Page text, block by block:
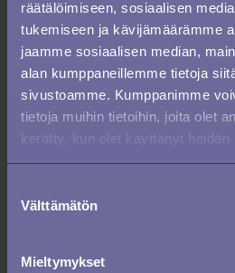
räätälöimiseen, sosiaalisen
tukemiseen ja kävijämäärämme
jaamme sosiaalisen median,
alan kumppaneillemme tietoja
sivustoamme. Kumppanimme
tietoja muihin tietoihin, joita olet
kerätty, kun olet käyttänyt heidän
Välttämätön
Mieltymykset
Irecommendon
spin-off ominaisuuden,
verkoston, joka on
yrityksille, jotka
suositteluja laajempaan
Irecommend verkosto
Rekrytointiyritykset
Asiantuntija